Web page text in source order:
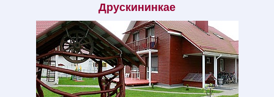
Друскининкае